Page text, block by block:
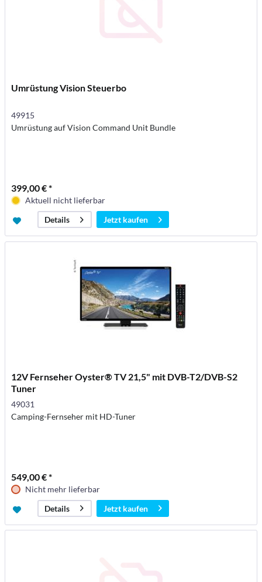
Umrüstung Vision Steuerbo
49915
Umrüstung auf Vision Command Unit Bundle
399,00 € *
Aktuell nicht lieferbar
Details
Jetzt kaufen
12V Fernseher Oyster® TV 21,5" mit DVB-T2/DVB-S2
Tuner
49031
Camping-Fernseher mit HD-Tuner
549,00 € *
Nicht mehr lieferbar
Details
Jetzt kaufen